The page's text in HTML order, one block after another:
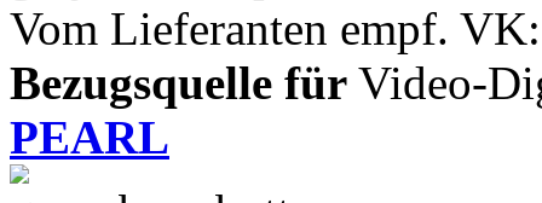
Vom Lieferanten empf.
Bezugsquelle für Video-
PEARL